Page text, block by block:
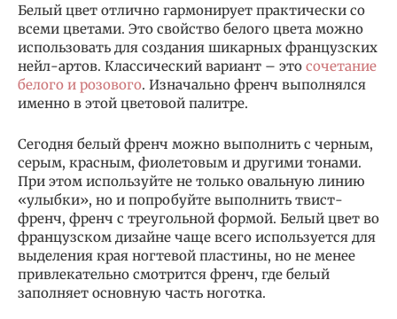
Белый цвет отлично гармонирует практически со
всеми цветами. Это свойство белого цвета можно
использовать для создания шикарных французских
нейл-артов. Классический вариант – это сочетание
белого и розового. Изначально френч выполнялся
именно в этой цветовой палитре.
Сегодня белый френч можно выполнить с черным,
серым, красным, фиолетовым и другими тонами.
При этом используйте не только овальную линию
«улыбки», но и попробуйте выполнить твист-
френч, френч с треугольной формой. Белый цвет во
французском дизайне чаще всего используется для
выделения края ногтевой пластины, но не менее
привлекательно смотрится френч, где белый
заполняет основную часть ноготка.